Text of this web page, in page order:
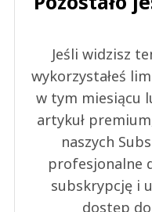
Jeśli widzisz
wykorzystałeś
w tym miesiącu
artykuł
naszych
profesjonalne
subskrypcję i
dostęp